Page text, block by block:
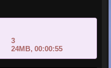
3
24MB, 00:00:55